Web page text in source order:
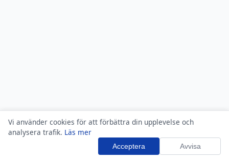
Vi använder cookies för att förbättra din upplevelse och
analysera trafik. Läs mer
Acceptera Avvisa